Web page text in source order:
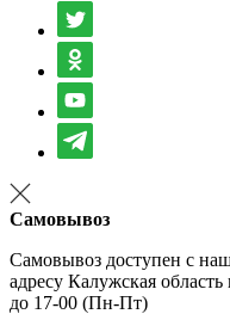
Самовывоз
Самовывоз доступен с
адресу Калужская
до 17-00 (Пн-Пт)